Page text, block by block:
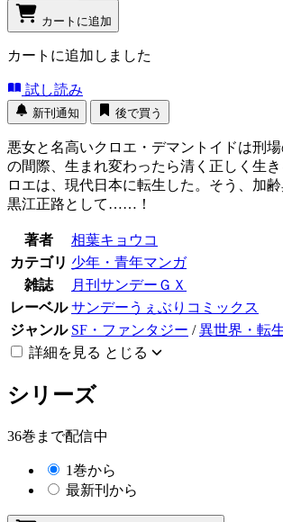
カートに追加
カートに追加しました
試し読み
新刊通知 後で買う
悪女と名高いクロエ・デマントイドは刑
の間際、生まれ変わったら清く正しく生
ロエは、現代日本に転生した。そう、加
黒江正路として……！
著者
相葉キョウコ
カテゴリ 少年・青年マンガ
雑誌
月刊サンデーＧＸ
レーベル サンデーうぇぶりコミックス
ジャンル SF・ファンタジー /異世界・転
詳細を見る とじる
シリーズ
36巻まで配信中
1巻から
最新刊から